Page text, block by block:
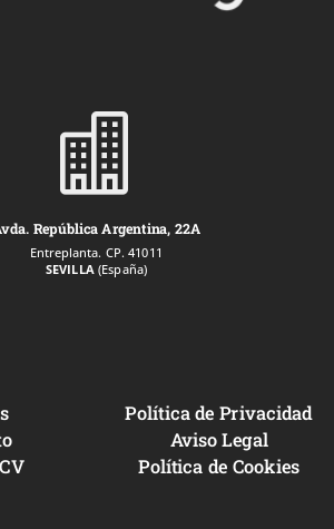

República Argentina, 22A
Entreplanta. CP. 41011
SEVILLA (España)
Política de Privacidad
Aviso Legal
Política de Cookies